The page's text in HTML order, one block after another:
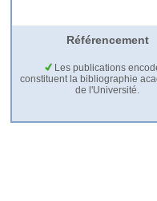
Référencement
Les publications
constituent la bibliographie
de l'Université.